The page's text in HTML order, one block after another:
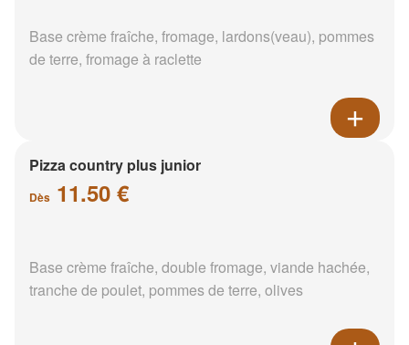
Base crème fraîche, fromage, lardons(veau), pommes
de terre, fromage à raclette
Pizza country plus junior
Dès 11.50 €
Base crème fraîche, double fromage, viande hachée,
tranche de poulet, pommes de terre, olives